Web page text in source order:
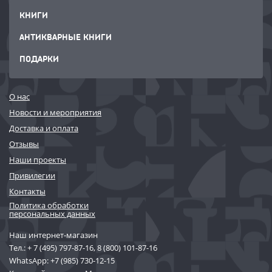
КНИГИ
АНТИКВАРНЫЕ КНИГИ
ПОДАРКИ
О нас
Новости и мероприятия
Доставка и оплата
Отзывы
Наши проекты
Привилегии
Контакты
Политика обработки
персональных данных
Наш интернет-магазин
Тел.:+ 7 (495) 797-87-16,8 (800) 101-87-16
WhatsApp:+7 (985) 730-12-15